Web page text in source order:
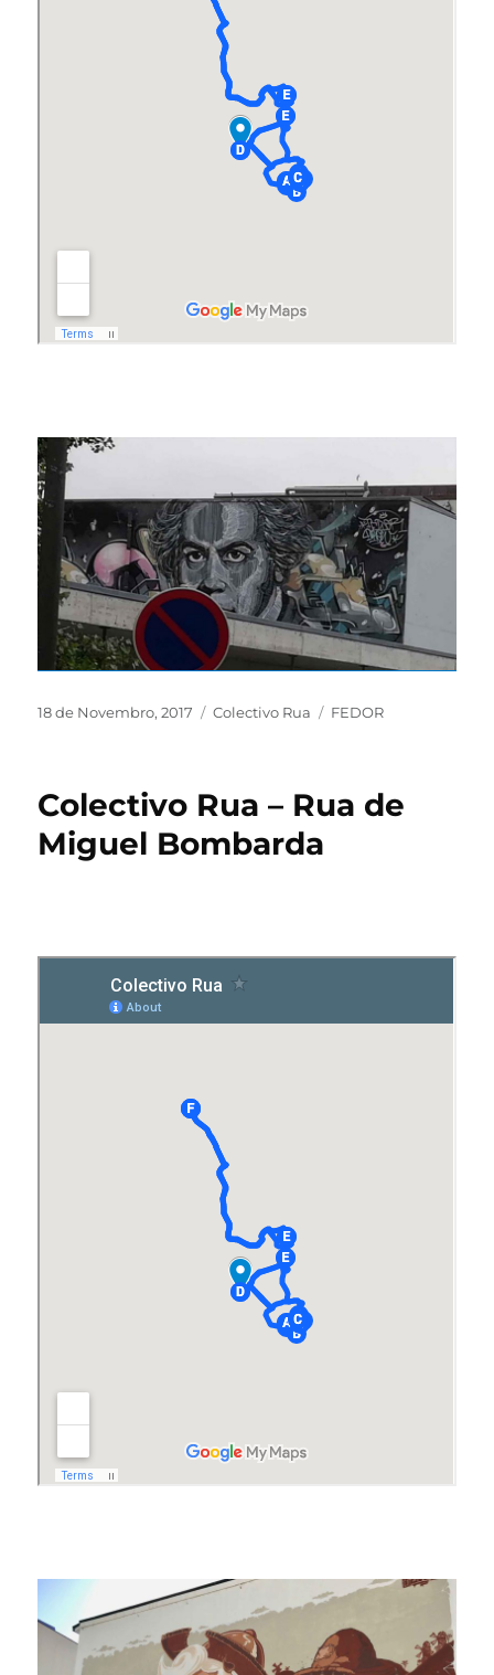
18 de Novembro, 2017 Colectivo Rua FEDOR
Colectivo Rua – Rua de
Miguel Bombarda